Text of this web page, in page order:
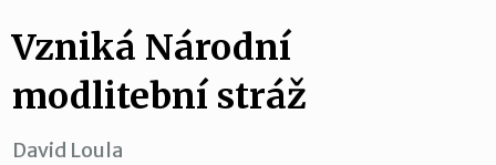
Vzniká Národní
modlitební stráž
David Loula